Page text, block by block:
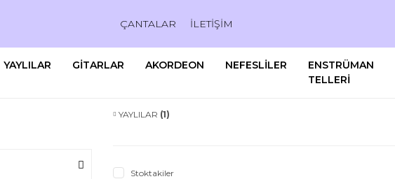
ÇANTALAR İLETİŞİM
YAYLILAR GİTARLAR AKORDEON NEFESLİLER
ENSTRÜMAN
TELLERİ
YAYLILAR (1)
Stoktakiler